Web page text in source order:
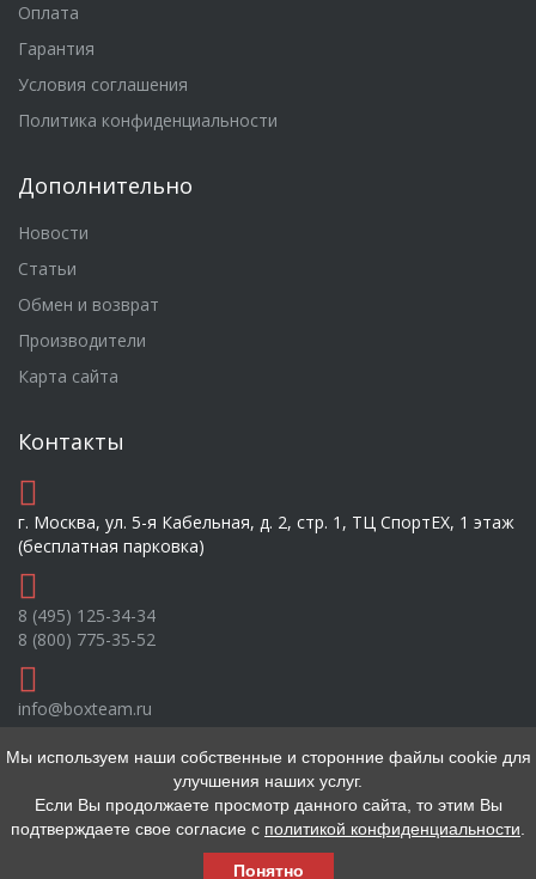
Оплата
Гарантия
Условия соглашения
Политика конфиденциальности
Дополнительно
Новости
Статьи
Обмен и возврат
Производители
Карта сайта
Контакты
г. Москва, ул. 5-я Кабельная, д. 2, стр. 1, ТЦ СпортEX, 1 этаж
(бесплатная парковка)
8 (495) 125-34-34
8 (800) 775-35-52
info@boxteam.ru
Мы используем наши собственные и сторонние файлы cookie для
улучшения наших услуг.
Если Вы продолжаете просмотр данного сайта, то этим Вы
подтверждаете свое согласие с политикой конфиденциальности
Понятно